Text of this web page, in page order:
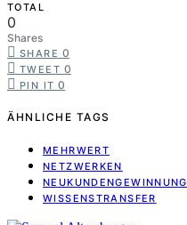
TOTAL
0
Shares
SHARE 0
TWEET 0
PIN IT 0
ÄHNLICHE TAGS
MEHRWERT
NETZWERKEN
NEUKUNDENGEWINNUNG
WISSENSTRANSFER